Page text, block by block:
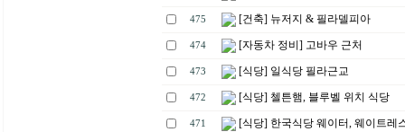
475 [건축] 뉴저지 & 필라델피아
474 [자동차 정비] 고바우 근처
473 [식당] 일식당 필라근교
472 [식당] 첼튼햄, 블루벨 위치 식당
471 [식당] 한국식당 웨이터, 웨이트레